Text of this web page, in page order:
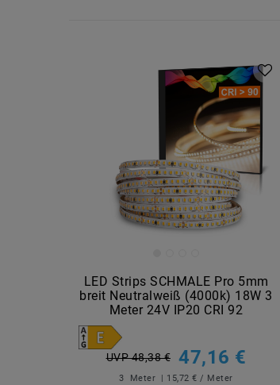
LED Strips SCHMALE Pro 5mm
breit Neutralweiß (4000k) 18W 3
Meter 24V IP20 CRI 92
UVP 48,38 € 47,16 €
3 Meter | 15,72 € / Meter